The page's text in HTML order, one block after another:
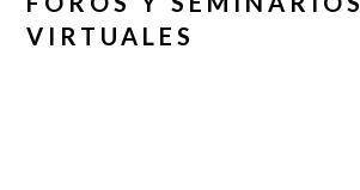
VIRTUALES